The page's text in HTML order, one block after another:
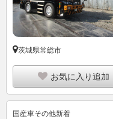
茨城県常総市
お気に入り追加
国産車その他新着